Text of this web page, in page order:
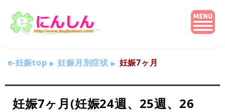
e-妊娠top 妊娠月別症状 妊娠7ヶ月
妊娠7ヶ月(妊娠24週、25週、26